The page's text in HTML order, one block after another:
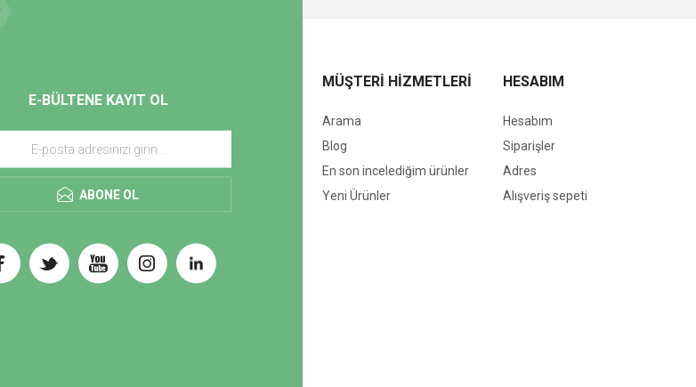
E-BÜLTENE KAYIT OL
ABONE OL
MÜŞTERI HIZMETLERI
Arama
Blog
En son incelediğim ürünler
Yeni Ürünler
HESABIM
Hesabım
Siparişler
Adres
Alışveriş sepeti